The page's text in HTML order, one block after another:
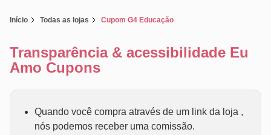
Início Todas as lojas Cupom G4 Educação
Transparência & acessibilidade Eu
Amo Cupons
Quando você compra através de um link da loja ,
nós podemos receber uma comissão.